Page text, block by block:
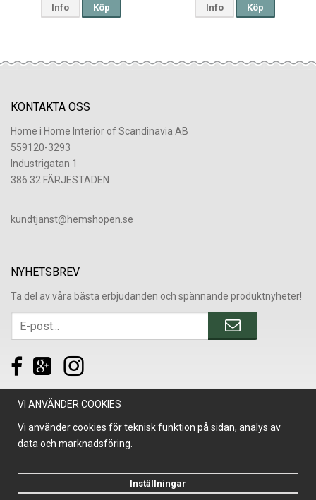
Info Köp Info Köp
KONTAKTA OSS
Home i Home Interior of Scandinavia AB
559120-3293
Industrigatan 1
386 32 FÄRJESTADEN
​kundtjanst@hemshopen.se
NYHETSBREV
Ta del av våra bästa erbjudanden och spännande produktnyheter!
VI ANVÄNDER COOKIES
Vi använder cookies för teknisk funktion på sidan, analys av
data och marknadsföring.
Inställningar